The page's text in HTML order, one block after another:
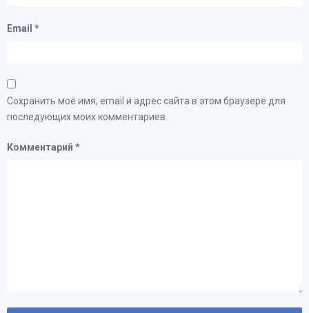
Email *
Сохранить моё имя, email и адрес сайта в этом браузере для
последующих моих комментариев.
Комментарий *